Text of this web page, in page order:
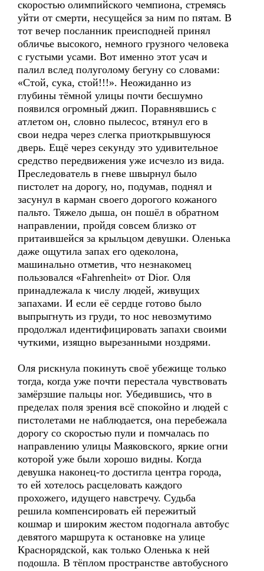
скоростью олимпийского чемпиона, стремясь
уйти от смерти, несущейся за ним по пятам. В
тот вечер посланник преисподней принял
обличье высокого, немного грузного человека
с густыми усами. Вот именно этот усач и
палил вслед полуголому бегуну со словами:
«Стой, сука, стой!!!». Неожиданно из
глубины тёмной улицы почти бесшумно
появился огромный джип. Поравнявшись с
атлетом он, словно пылесос, втянул его в
свои недра через слегка приоткрывшуюся
дверь. Ещё через секунду это удивительное
средство передвижения уже исчезло из вида.
Преследователь в гневе швырнул было
пистолет на дорогу, но, подумав, поднял и
засунул в карман своего дорогого кожаного
пальто. Тяжело дыша, он пошёл в обратном
направлении, пройдя совсем близко от
притаившейся за крыльцом девушки. Оленька
даже ощутила запах его одеколона,
машинально отметив, что незнакомец
пользовался «Fahrenheit» от Dior. Оля
принадлежала к числу людей, живущих
запахами. И если её сердце готово было
выпрыгнуть из груди, то нос невозмутимо
продолжал идентифицировать запахи своими
чуткими, изящно вырезанными ноздрями.
Оля рискнула покинуть своё убежище только
тогда, когда уже почти перестала чувствовать
замёрзшие пальцы ног. Убедившись, что в
пределах поля зрения всё спокойно и людей с
пистолетами не наблюдается, она перебежала
дорогу со скоростью пули и помчалась по
направлению улицы Маяковского, яркие огни
которой уже были хорошо видны. Когда
девушка наконец-то достигла центра города,
то ей хотелось расцеловать каждого
прохожего, идущего навстречу. Судьба
решила компенсировать ей пережитый
кошмар и широким жестом подогнала автобус
девятого маршрута к остановке на улице
Краснорядской, как только Оленька к ней
подошла. В тёплом пространстве автобусного